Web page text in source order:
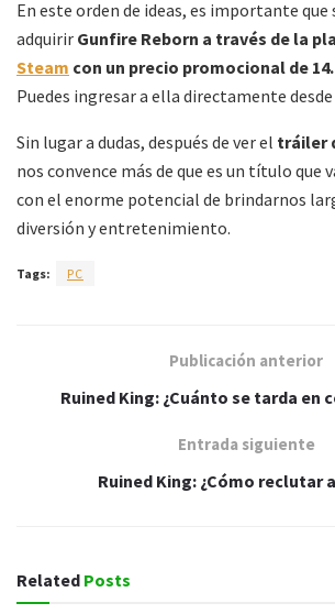
En este orden de ideas, es importante que
adquirir Gunfire Reborn a través de la
Steam con un precio promocional de
Puedes ingresar a ella directamente
Sin lugar a dudas, después de ver el tráiler
nos convence más de que es un título que
con el enorme potencial de brindarnos
diversión y entretenimiento.
Tags: PC
Publicación anterior
Ruined King: ¿Cuánto se tarda en
Entrada siguiente
Ruined King: ¿Cómo reclutar
Related Posts